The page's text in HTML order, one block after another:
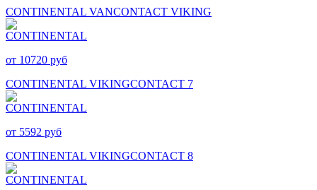
CONTINENTAL VANCONTACT VIKING
от 10720 руб
CONTINENTAL VIKINGCONTACT 7
от 5592 руб
CONTINENTAL VIKINGCONTACT 8